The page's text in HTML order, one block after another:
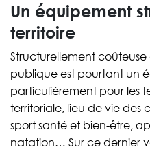
Un équipement
territoire
Structurellement
publique est pourtant un
particulièrement pour les
territoriale, lieu de vie des
sport santé et bien-être,
natation… Sur ce dernier